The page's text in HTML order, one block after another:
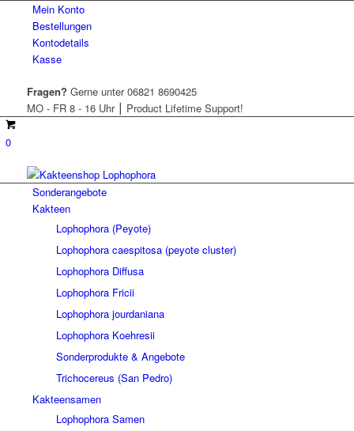
Mein Konto
Bestellungen
Kontodetails
Kasse
Fragen? Gerne unter 06821 8690425
MO - FR 8 - 16 Uhr ⎮ Product Lifetime Support!
0
Sonderangebote
Kakteen
Lophophora (Peyote)
Lophophora caespitosa (peyote cluster)
Lophophora Diffusa
Lophophora Fricii
Lophophora jourdaniana
Lophophora Koehresii
Sonderprodukte & Angebote
Trichocereus (San Pedro)
Kakteensamen
Lophophora Samen